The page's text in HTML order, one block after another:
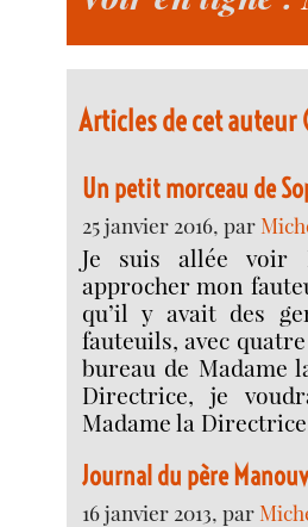
Articles de cet
Un petit morceau de
25 janvier 2016, par
Je suis allée voir
approcher mon
qu’il y avait des
fauteuils, avec
bureau de Madame
Directrice, je
Madame la
Journal du père
16 janvier 2013, par